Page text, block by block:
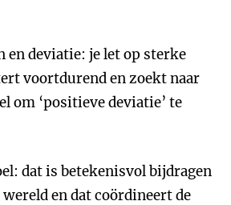
en deviatie: je let op sterke
voortdurend en zoekt naar
om ‘positieve deviatie’ te
dat is betekenisvol bijdragen
en dat coördineert de